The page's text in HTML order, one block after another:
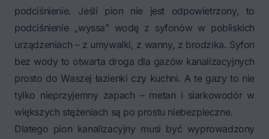
podciśnienie. Jeśli pion nie jest odpowietrzony, to
podciśnienie „wyssa” wodę z syfonów w pobliskich
urządzeniach – z umywalki, z wanny, z brodzika. Syfon
bez wody to otwarta droga dla gazów kanalizacyjnych
prosto do Waszej łazienki czy kuchni. A te gazy to nie
tylko nieprzyjemny zapach – metan i siarkowodór w
większych stężeniach są po prostu niebezpieczne.
Dlatego pion kanalizacyjny musi być wyprowadzony